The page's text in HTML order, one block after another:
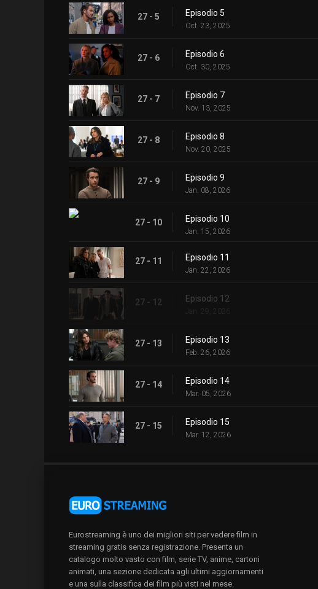
27 - 5 Episodio 5
Oct. 23, 2025
27 - 6 Episodio 6
Oct. 30, 2025
27 - 7 Episodio 7
Nov. 13, 2025
27 - 8 Episodio 8
Nov. 20, 2025
27 - 9 Episodio 9
Jan. 08, 2026
27 - 10 Episodio 10
Jan. 15, 2026
27 - 11 Episodio 11
Jan. 22, 2026
27 - 12 Episodio 12
Jan. 29, 2026
27 - 13 Episodio 13
Feb. 26, 2026
27 - 14 Episodio 14
Mar. 05, 2026
27 - 15 Episodio 15
Mar. 12, 2026
Eurostreaming è uno dei migliori siti per vedere film in
streaming gratis senza registrazione. Presenta un
catalogo molto vasto con film, serie TV, anime, cartoni
animati, una sezione dedicata agli ultimi aggiornamenti
e una sulla classifica dei film più visti nel mese.